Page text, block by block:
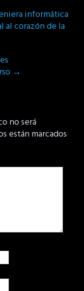
informática
al corazón de la
→
no será
están marcados